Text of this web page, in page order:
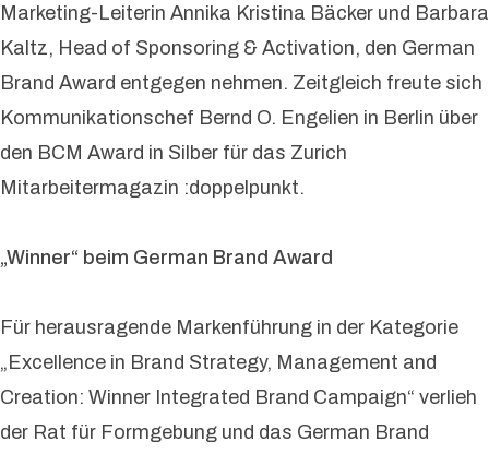
Marketing-Leiterin Annika Kristina Bäcker und Barbara
Kaltz, Head of Sponsoring & Activation, den German
Brand Award entgegen nehmen. Zeitgleich freute sich
Kommunikationschef Bernd O. Engelien in Berlin über
den BCM Award in Silber für das Zurich
Mitarbeitermagazin :doppelpunkt.
„Winner“ beim German Brand Award
Für herausragende Markenführung in der Kategorie
„Excellence in Brand Strategy, Management and
Creation: Winner Integrated Brand Campaign“ verlieh
der Rat für Formgebung und das German Brand